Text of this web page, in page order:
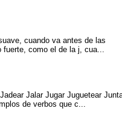
cuando va antes de las
como el de la j, cua...
Jalar Jugar Juguetear
de verbos que c...